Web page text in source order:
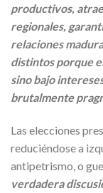
productivos,
regionales,
relaciones
distintos porque
sino bajo
brutalmente
Las elecciones
reduciéndose a
antipetrismo, o
verdadera